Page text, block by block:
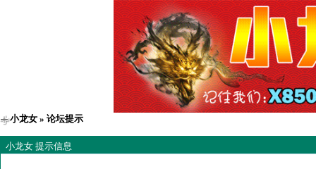
小龙女 » 论坛提示
小龙女 提示信息